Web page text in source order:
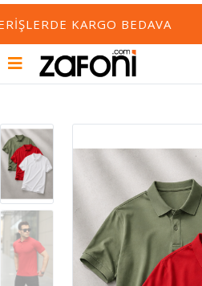
KARGO BEDAVA